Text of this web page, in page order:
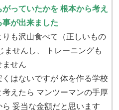
がっていたかを 根本から考え
が出来ました
も沢山食べて（正しいもの
ませんし、 トレーニングも
ません
はないですが 体を作る学校
考えたら マンツーマンの手厚
妥当な金額だと思います